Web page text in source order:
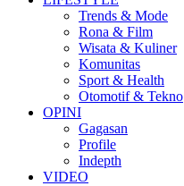
Trends & Mode
Rona & Film
Wisata & Kuliner
Komunitas
Sport & Health
Otomotif & Tekno
OPINI
Gagasan
Profile
Indepth
VIDEO